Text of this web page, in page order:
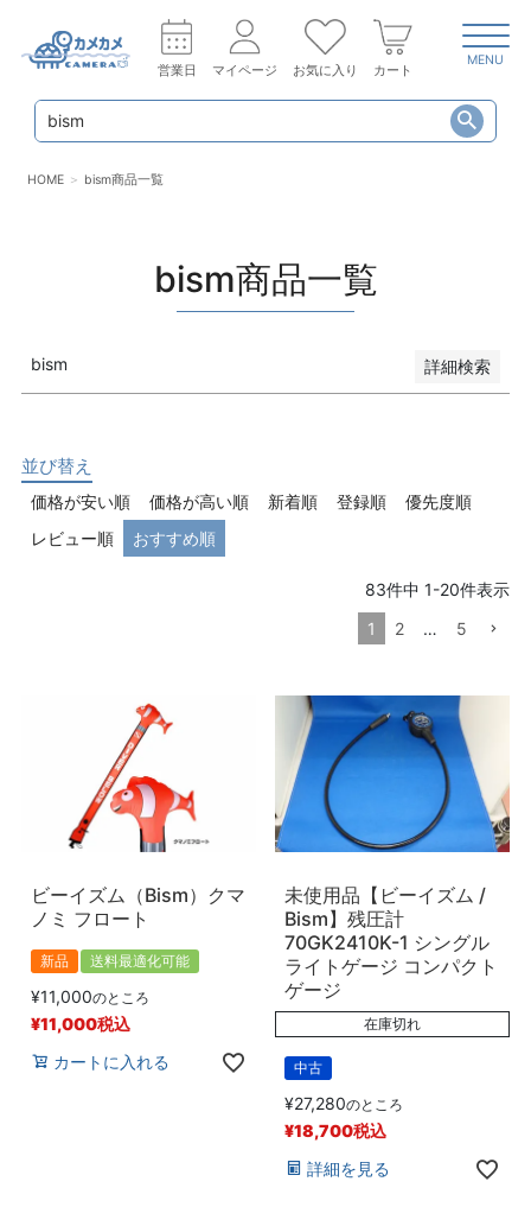
営業日 マイページ お気に入り カート
MENU
HOME bism商品一覧
bism商品一覧
bism 詳細検索
キーワード
価格
在庫なし商品
在庫なし商品を表示しない
商品番号/JANコード
予約商品
予約商品のみを表示
並び順
新着順
登録順
並び替え
価格が安い順 価格が高い順 新着順 登録順
優先度順
レビュー順
おすすめ順
83件中 1-20件表示
1
2 … 5
ビーイズム（Bism）クマ
ノミ フロート
新品 送料最適化可能
¥11,000のところ
¥11,000税込
カートに入れる
未使用品【ビーイズム /
Bism】残圧計
70GK2410K-1 シングル
ライトゲージ コンパクト
ゲージ
在庫切れ
中古
¥27,280のところ
¥18,700税込
詳細を見る